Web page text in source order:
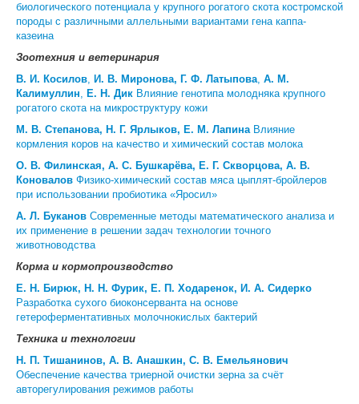
ЦКП АГРОТЕХНОЛОГИИ
МАСТЕР-КЛАССЫ
ЕДИНОЕ ОКНО
НАУКА И МЕЖДУНАРОДНАЯ ДЕЯТЕЛЬНОСТЬ
СТИПЕНДИАЛЬНЫЕ ПРОГРАММЫ
ПРОТИВОДЕЙСТВИЕ ТЕРРОРИЗМУ
ПРОТИВОДЕЙСТВИЕ КОРРУПЦИИ
ФАКУЛЬТЕТЫ
ОБЩЕЖИТИЕ
ЖУРНАЛ "ВЕСТНИК АПК ВЕРХНЕВОЛЖЬЯ"
биологического потенциала у крупного рогатого скота костромской
породы с различными аллельными вариантами гена каппа-
казеина
Зоотехния и ветеринария
В. И. Косилов, И. В. Миронова, Г. Ф. Латыпова, А. М.
Калимуллин, Е. Н. Дик Влияние генотипа молодняка крупного
рогатого скота на микроструктуру кожи
М. В. Степанова, Н. Г. Ярлыков, Е. М. Лапина Влияние
кормления коров на качество и химический состав молока
О. В. Филинская, А. С. Бушкарёва, Е. Г. Скворцова, А. В.
Коновалов Физико-химический состав мяса цыплят-бройлеров
при использовании пробиотика «Яросил»
А. Л. Буканов Современные методы математического анализа и
их применение в решении задач технологии точного
животноводства
Корма и кормопроизводство
Е. Н. Бирюк, Н. Н. Фурик, Е. П. Ходаренок, И. А. Сидерко
Разработка сухого биоконсерванта на основе
гетероферментативных молочнокислых бактерий
Техника и технологии
Н. П. Тишанинов, А. В. Анашкин, С. В. Емельянович
Обеспечение качества триерной очистки зерна за счёт
авторегулирования режимов работы